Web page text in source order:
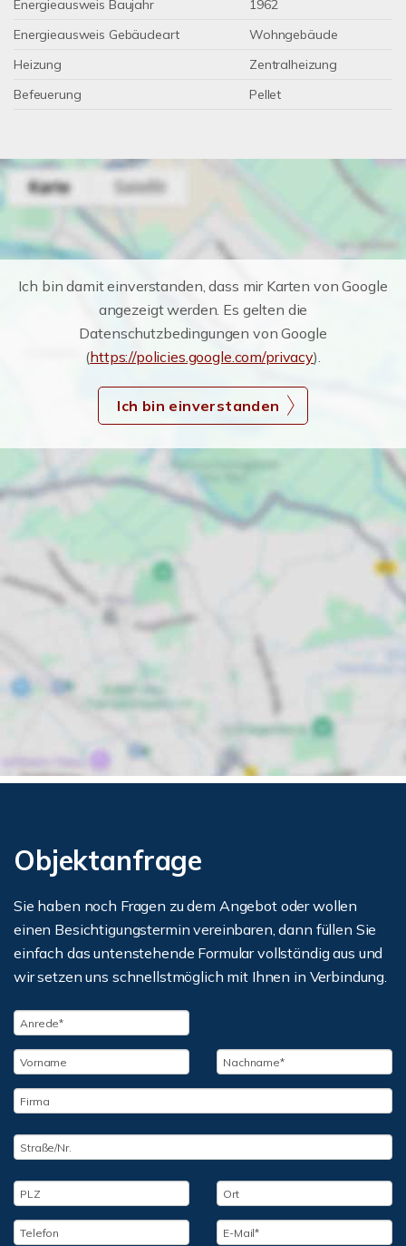
Energieausweis Baujahr
1962
Energieausweis Gebäudeart
Wohngebäude
Heizung
Zentralheizung
Befeuerung
Pellet
Ich bin damit einverstanden, dass mir Karten von Google
angezeigt werden. Es gelten die
Datenschutzbedingungen von Google
(https://policies.google.com/privacy).
Ich bin einverstanden
Objektanfrage
Sie haben noch Fragen zu dem Angebot oder wollen
einen Besichtigungstermin vereinbaren, dann füllen Sie
einfach das untenstehende Formular vollständig aus und
wir setzen uns schnellstmöglich mit Ihnen in Verbindung.